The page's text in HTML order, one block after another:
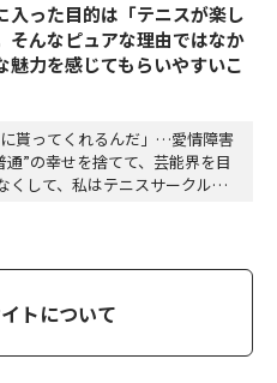
入った目的は「テニスが楽し
そんなピュアな理由ではなか
力を感じてもらいやすいこ
貰ってくれるんだ」…愛情障害
”の幸せを捨てて、芸能界を目
して、私はテニスサークルに
のSNSをリサーチ…
トについて